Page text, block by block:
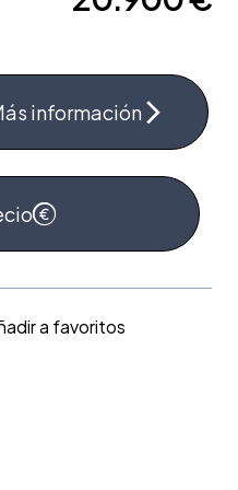
información
a favoritos